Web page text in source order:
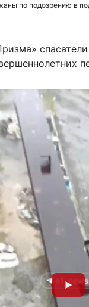
по подозрению в